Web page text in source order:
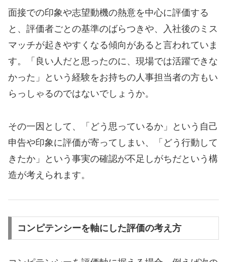
面接での印象や志望動機の熱意を中心に評価する
と、評価者ごとの基準のばらつきや、入社後のミス
マッチが起きやすくなる傾向があると言われていま
す。「良い人だと思ったのに、現場では活躍できな
かった」という経験をお持ちの人事担当者の方もい
らっしゃるのではないでしょうか。
その一因として、「どう思っているか」という自己
申告や印象に評価が寄ってしまい、「どう行動して
きたか」という事実の確認が不足しがちだという構
造が考えられます。
コンピテンシーを軸にした評価の考え方